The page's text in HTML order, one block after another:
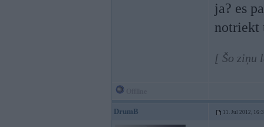
ja? es
notriekt
[ Šo ziņu
DrumB 11. Jul 2012,